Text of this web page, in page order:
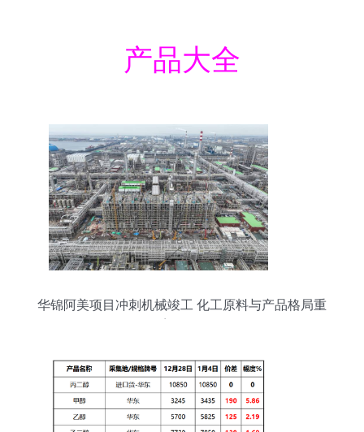
产品大全
华锦阿美项目冲刺机械竣工 化工原料与产品格局重